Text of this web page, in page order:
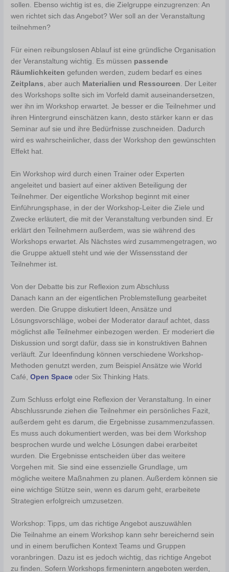
sollen. Ebenso wichtig ist es, die Zielgruppe einzugrenzen: An
wen richtet sich das Angebot? Wer soll an der Veranstaltung
teilnehmen?
Für einen reibungslosen Ablauf ist eine gründliche Organisation
der Veranstaltung wichtig. Es müssen passende
Räumlichkeiten gefunden werden, zudem bedarf es eines
Zeitplans, aber auch Materialien und Ressourcen. Der Leiter
des Workshops sollte sich im Vorfeld damit auseinandersetzen,
wer ihn im Workshop erwartet. Je besser er die Teilnehmer und
ihren Hintergrund einschätzen kann, desto stärker kann er das
Seminar auf sie und ihre Bedürfnisse zuschneiden. Dadurch
wird es wahrscheinlicher, dass der Workshop den gewünschten
Effekt hat.
Ein Workshop wird durch einen Trainer oder Experten
angeleitet und basiert auf einer aktiven Beteiligung der
Teilnehmer. Der eigentliche Workshop beginnt mit einer
Einführungsphase, in der der Workshop-Leiter die Ziele und
Zwecke erläutert, die mit der Veranstaltung verbunden sind. Er
erklärt den Teilnehmern außerdem, was sie während des
Workshops erwartet. Als Nächstes wird zusammengetragen, wo
die Gruppe aktuell steht und wie der Wissensstand der
Teilnehmer ist.
Von der Debatte bis zur Reflexion zum Abschluss
Danach kann an der eigentlichen Problemstellung gearbeitet
werden. Die Gruppe diskutiert Ideen, Ansätze und
Lösungsvorschläge, wobei der Moderator darauf achtet, dass
möglichst alle Teilnehmer einbezogen werden. Er moderiert die
Diskussion und sorgt dafür, dass sie in konstruktiven Bahnen
verläuft. Zur Ideenfindung können verschiedene Workshop-
Methoden genutzt werden, zum Beispiel Ansätze wie World
Café,Open Space oder Six Thinking Hats.
Zum Schluss erfolgt eine Reflexion der Veranstaltung. In einer
Abschlussrunde ziehen die Teilnehmer ein persönliches Fazit,
außerdem geht es darum, die Ergebnisse zusammenzufassen.
Es muss auch dokumentiert werden, was bei dem Workshop
besprochen wurde und welche Lösungen dabei erarbeitet
wurden. Die Ergebnisse entscheiden über das weitere
Vorgehen mit. Sie sind eine essenzielle Grundlage, um
mögliche weitere Maßnahmen zu planen. Außerdem können sie
eine wichtige Stütze sein, wenn es darum geht, erarbeitete
Strategien erfolgreich umzusetzen.
Workshop: Tipps, um das richtige Angebot auszuwählen
Die Teilnahme an einem Workshop kann sehr bereichernd sein
und in einem beruflichen Kontext Teams und Gruppen
voranbringen. Dazu ist es jedoch wichtig, das richtige Angebot
zu finden. Sofern Workshops firmenintern angeboten werden,